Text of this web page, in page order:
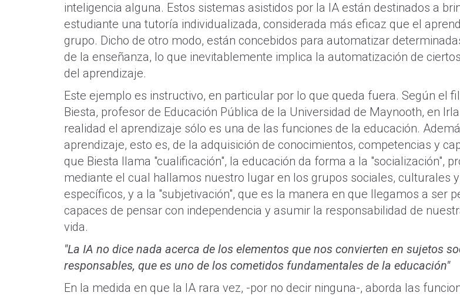
inteligencia alguna. Estos sistemas asistidos por la IA están destinados a
estudiante una tutoría individualizada, considerada más eficaz que el
grupo. Dicho de otro modo, están concebidos para automatizar
de la enseñanza, lo que inevitablemente implica la automatización de
del aprendizaje.
Este ejemplo es instructivo, en particular por lo que queda fuera. Según el
Biesta, profesor de Educación Pública de la Universidad de Maynooth, en
realidad el aprendizaje sólo es una de las funciones de la educación.
aprendizaje, esto es, de la adquisición de conocimientos, competencias y
que Biesta llama "cualificación", la educación da forma a la "socialización",
mediante el cual hallamos nuestro lugar en los grupos sociales, culturales
específicos, y a la "subjetivación", que es la manera en que llegamos a ser
capaces de pensar con independencia y asumir la responsabilidad de
vida.
"La IA no dice nada acerca de los elementos que nos convierten en sujetos
responsables, que es uno de los cometidos fundamentales de la educación"
En la medida en que la IA rara vez, -por no decir ninguna-, aborda las